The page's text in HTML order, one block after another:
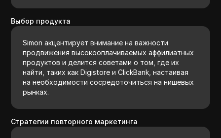
Выбор продукта
Simon акцентирует внимание на важности
продвижения высокооплачиваемых аффилиатных
продуктов и делится советами о том, где их
найти, таких как Digistore и ClickBank, настаивая
на необходимости сосредоточиться на нишевых
рынках.
Стратегии повторного маркетинга